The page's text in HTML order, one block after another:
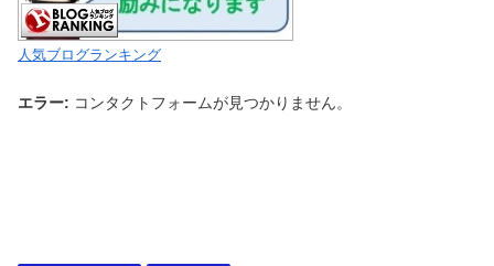
人気ブログランキング
エラー: コンタクトフォームが見つかりません。